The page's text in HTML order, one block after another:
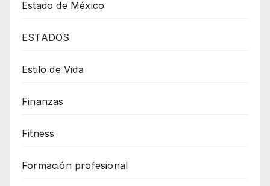
Estado de México
ESTADOS
Estilo de Vida
Finanzas
Fitness
Formación profesional